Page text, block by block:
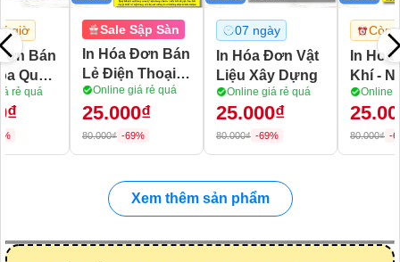
Sàn
Bán
-
quá
07 ngày
In Hóa Đơn Vật
Liệu Xây Dựng
Online giá rẻ quá
25.000₫
80.000₫ -69%
Còn 15 giờ
In Hoá Đơn Cơ
Khí - Nhôm
Kính
Online giá rẻ quá
25.000₫
80.000₫ -69%
Sale
In Hoá
Điện
Online giá
80.000₫ -69%
Xem thêm sản phẩm